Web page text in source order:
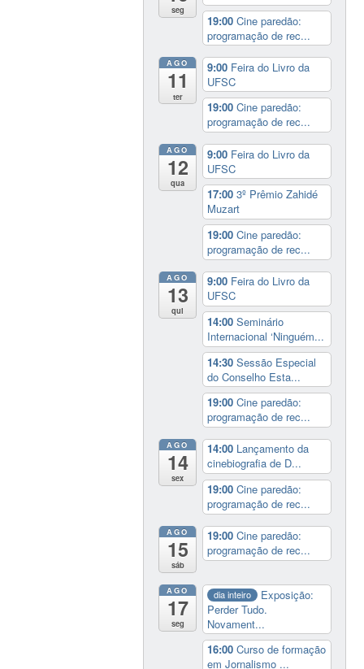
seg
19:00Cine paredão:
programação de rec...
AGO
11
ter
9:00 Feira do Livro da
UFSC
19:00Cine paredão:
programação de rec...
AGO
12
qua
9:00 Feira do Livro da
UFSC
17:003º Prêmio Zahidé
Muzart
19:00Cine paredão:
programação de rec...
AGO
13
qui
9:00 Feira do Livro da
UFSC
14:00Seminário
Internacional ‘Ninguém...
14:30Sessão Especial
do Conselho Esta...
19:00Cine paredão:
programação de rec...
AGO
14
sex
14:00 Lançamento da
cinebiografia de D...
19:00Cine paredão:
programação de rec...
AGO
15
sáb
19:00Cine paredão:
programação de rec...
AGO
17
seg
dia inteiro
Exposição:
Perder Tudo.
Novament...
16:00Curso de formação
em Jornalismo ...